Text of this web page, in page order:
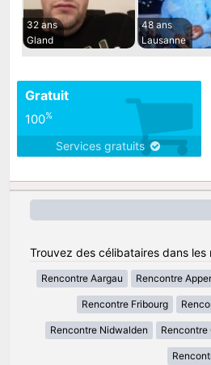
32 ans
Gland
48 ans
Lausanne
Gratuit
100%
Services gratuits
Trouvez des célibataires dans les
Rencontre Aargau Rencontre
Rencontre Fribourg
Rencontre Nidwalden Rencontre